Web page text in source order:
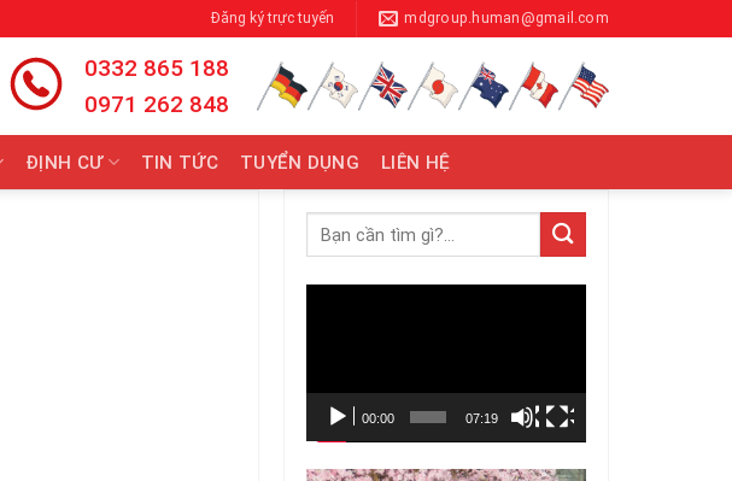
Đăng ký trực tuyến mdgroup.human@gmail.com
0332 865 188
0971 262 848
ĐỊNH CƯ TIN TỨC TUYỂN DỤNG LIÊN HỆ
00:00 07:19